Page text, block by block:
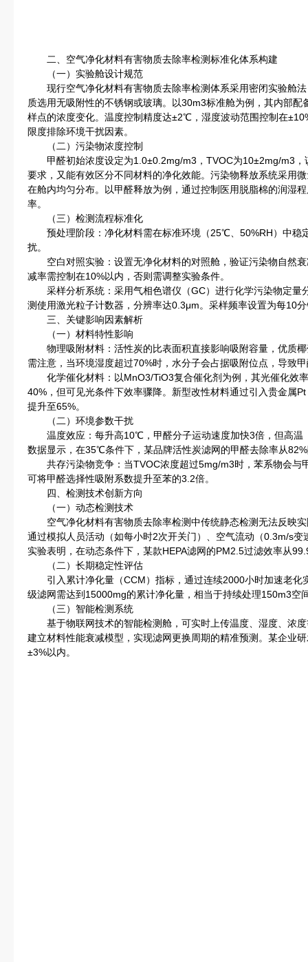
二、空气净化材料有害物质去除率检测标准化体系构建
（一）实验舱设计规范
现行空气净化材料有害物质去除率检测体系采用密闭实验舱法
质选用无吸附性的不锈钢或玻璃。以30m3标准舱为例，其内部
样点的浓度变化。温度控制精度达±2℃，湿度波动范围控制在
限度排除环境干扰因素。
（二）污染物浓度控制
甲醛初始浓度设定为1.0±0.2mg/m3，TVOC为10±2mg/m3，
要求，又能有效区分不同材料的净化效能。污染物释放系统采用
在舱内均匀分布。以甲醛释放为例，通过控制医用脱脂棉的润湿
率。
（三）检测流程标准化
预处理阶段：净化材料需在标准环境（25℃、50%RH）中稳
扰。
空白对照实验：设置无净化材料的对照舱，验证污染物自然
减率需控制在10%以内，否则需调整实验条件。
采样分析系统：采用气相色谱仪（GC）进行化学污染物定量
测使用激光粒子计数器，分辨率达0.3μm。采样频率设置为每10
三、关键影响因素解析
（一）材料特性影响
物理吸附材料：活性炭的比表面积直接影响吸附容量，优质椰
需注意，当环境湿度超过70%时，水分子会占据吸附位点，导致
化学催化材料：以MnO3/TiO3复合催化剂为例，其光催化效
40%，但可见光条件下效率骤降。新型改性材料通过引入贵金属
提升至65%。
（二）环境参数干扰
温度效应：每升高10℃，甲醛分子运动速度加快3倍，但高温
数据显示，在35℃条件下，某品牌活性炭滤网的甲醛去除率从
共存污染物竞争：当TVOC浓度超过5mg/m3时，苯系物会与
可将甲醛选择性吸附系数提升至苯的3.2倍。
四、检测技术创新方向
（一）动态检测技术
空气净化材料有害物质去除率检测中传统静态检测无法反映实
通过模拟人员活动（如每小时2次开关门）、空气流动（0.3m/s
实验表明，在动态条件下，某款HEPA滤网的PM2.5过滤效率从
（二）长期稳定性评估
引入累计净化量（CCM）指标，通过连续2000小时加速老化
级滤网需达到15000mg的累计净化量，相当于持续处理150m3空
（三）智能检测系统
基于物联网技术的智能检测舱，可实时上传温度、湿度、浓度
建立材料性能衰减模型，实现滤网更换周期的精准预测。某企业
±3%以内。